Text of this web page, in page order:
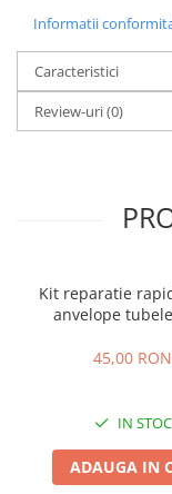
Baterii 60V
Camere
Cauciucuri
Biciclete Electrice
Dama
Kuba
Ztech
Informatii
Caracteristici
Review-uri(0)
Kit reparatie
anvelope
45,00 RON
IN STOC
ADAUGA IN